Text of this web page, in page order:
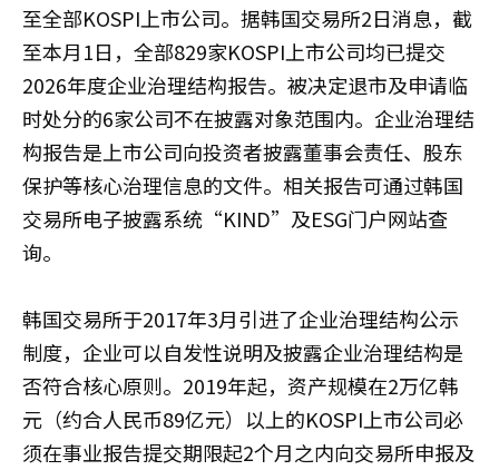
至全部KOSPI上市公司。据韩国交易所2日消息，截
至本月1日，全部829家KOSPI上市公司均已提交
2026年度企业治理结构报告。被决定退市及申请临
时处分的6家公司不在披露对象范围内。企业治理结
构报告是上市公司向投资者披露董事会责任、股东
保护等核心治理信息的文件。相关报告可通过韩国
交易所电子披露系统“KIND”及ESG门户网站查
询。
韩国交易所于2017年3月引进了企业治理结构公示
制度，企业可以自发性说明及披露企业治理结构是
否符合核心原则。2019年起，资产规模在2万亿韩
元（约合人民币89亿元）以上的KOSPI上市公司必
须在事业报告提交期限起2个月之内向交易所申报及